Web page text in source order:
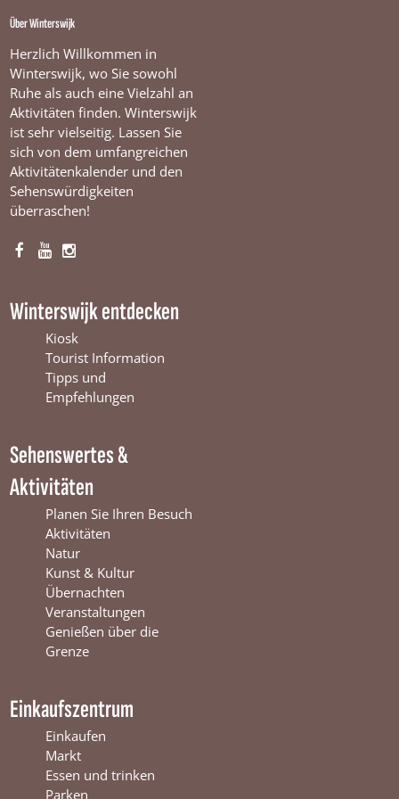
Über Winterswijk
Herzlich Willkommen in
Winterswijk, wo Sie sowohl
Ruhe als auch eine Vielzahl an
Aktivitäten finden. Winterswijk
ist sehr vielseitig. Lassen Sie
sich von dem umfangreichen
Aktivitätenkalender und den
Sehenswürdigkeiten
überraschen!
F
e
n
t
e
Y
T
u
b
e
W
t
e
r
s
w
i
j
k
I
t
a
g
r
a
i
t
e
r
s
w
i
j
k
Winterswijk entdecken
Kiosk
Tourist Information
Tipps und
Empfehlungen
Sehenswertes &
Aktivitäten
Planen Sie Ihren Besuch
Aktivitäten
Natur
Kunst & Kultur
Übernachten
Veranstaltungen
Genießen über die
Grenze
Einkaufszentrum
Einkaufen
Markt
Essen und trinken
Parken